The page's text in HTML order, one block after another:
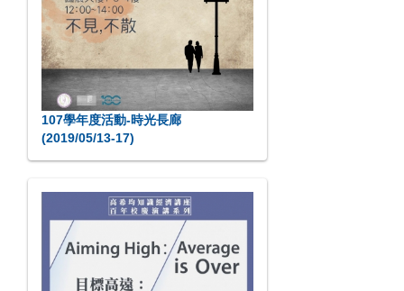
107學年度活動-時光長廊
(2019/05/13-17)